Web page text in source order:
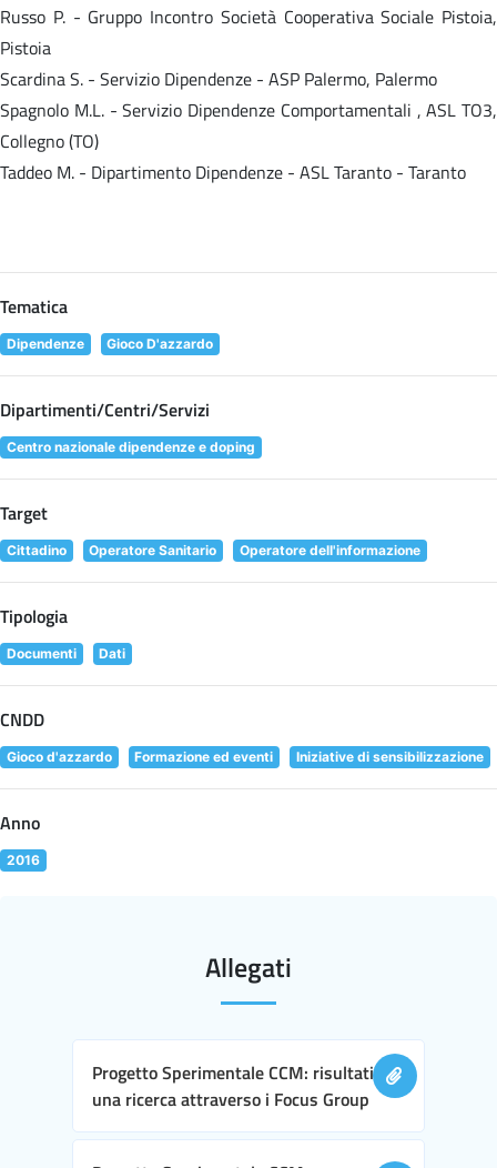
Russo P. - Gruppo Incontro Società Cooperativa Sociale Pistoia,
Pistoia
Scardina S. - Servizio Dipendenze - ASP Palermo, Palermo
Spagnolo M.L. - Servizio Dipendenze Comportamentali , ASL TO3,
Collegno (TO)
Taddeo M. - Dipartimento Dipendenze - ASL Taranto - Taranto
Tematica
Dipendenze Gioco D'azzardo
Dipartimenti/Centri/Servizi
Centro nazionale dipendenze e doping
Target
Cittadino Operatore Sanitario Operatore dell'informazione
Tipologia
Documenti Dati
CNDD
Gioco d'azzardo Formazione ed eventi Iniziative di sensibilizzazione
Anno
2016
Allegati
Progetto Sperimentale CCM: risultati di
una ricerca attraverso i Focus Group